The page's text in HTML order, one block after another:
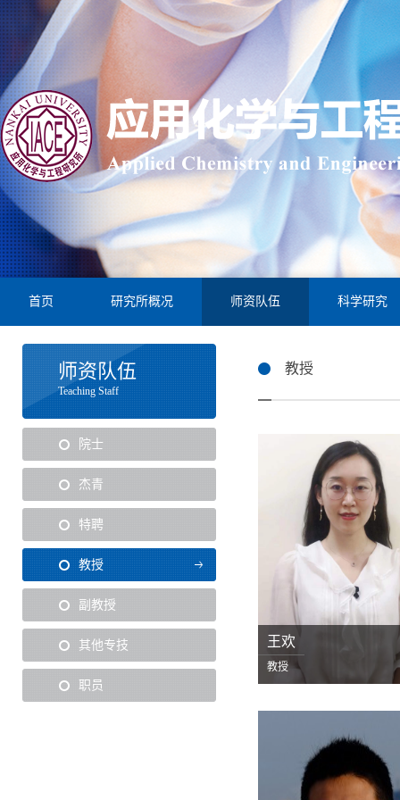
首页 研究所概况 师资队伍 科学研究
师资队伍
Teaching Staff
院士
杰青
特聘
教授
副教授
其他专技
职员
教授
王欢
教授